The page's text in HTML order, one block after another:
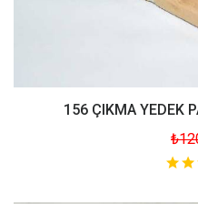
156 ÇIKMA YEDEK